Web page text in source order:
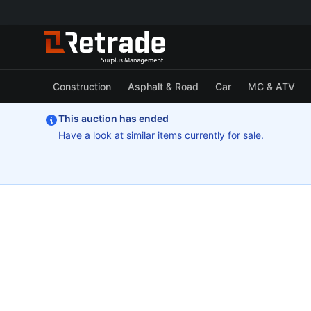
Construction Asphalt & Road Car MC & ATV
This auction has ended
Have a look at similar items currently for sale.